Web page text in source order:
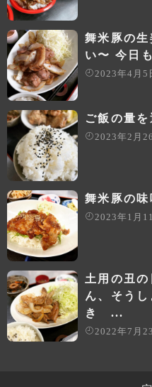
舞米豚の
い〜 今日
2023年4月5
ご飯の量
2023年2月
舞米豚の
2023年1月
土用の丑
ん、そう
き ...
2022年7月